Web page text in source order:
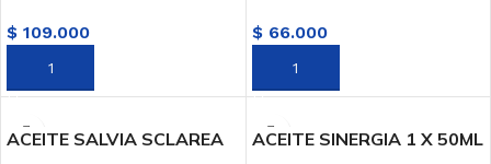
$ 109.000
AÑADIR AL CARRITO
$66.000
AÑADIR AL CARRITO
ACEITE SALVIA SCLAREA
ACEITE SINERGIA 1 X 50ML